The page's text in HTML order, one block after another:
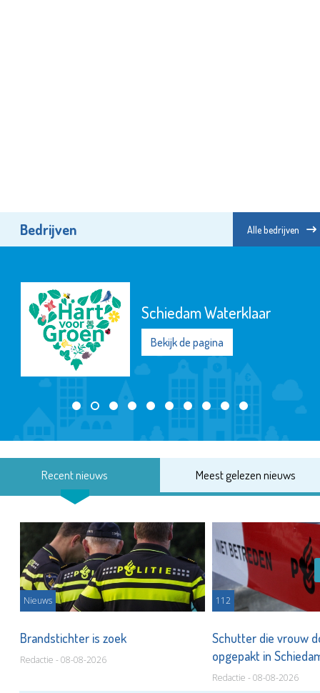
Bedrijven Alle bedrijven
Schiedam Waterklaar
Bekijk de pagina
Recent nieuws Meest gelezen nieuws
Nieuws
Brandstichter is zoek
Redactie - 08-08-2026
112
Schutter die vrouw
opgepakt in
Redactie - 08-08-2026